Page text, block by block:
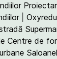
|
Centre de